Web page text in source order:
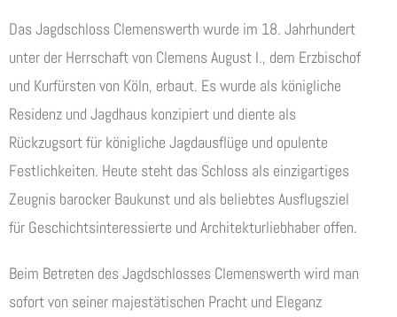
Das Jagdschloss Clemenswerth wurde im 18. Jahrhundert
unter der Herrschaft von Clemens August I., dem Erzbischof
und Kurfürsten von Köln, erbaut. Es wurde als königliche
Residenz und Jagdhaus konzipiert und diente als
Rückzugsort für königliche Jagdausflüge und opulente
Festlichkeiten. Heute steht das Schloss als einzigartiges
Zeugnis barocker Baukunst und als beliebtes Ausflugsziel
für Geschichtsinteressierte und Architekturliebhaber offen.
Beim Betreten des Jagdschlosses Clemenswerth wird man
sofort von seiner majestätischen Pracht und Eleganz